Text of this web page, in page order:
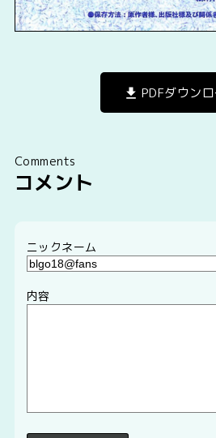
PDFダウン
Comments
コメント